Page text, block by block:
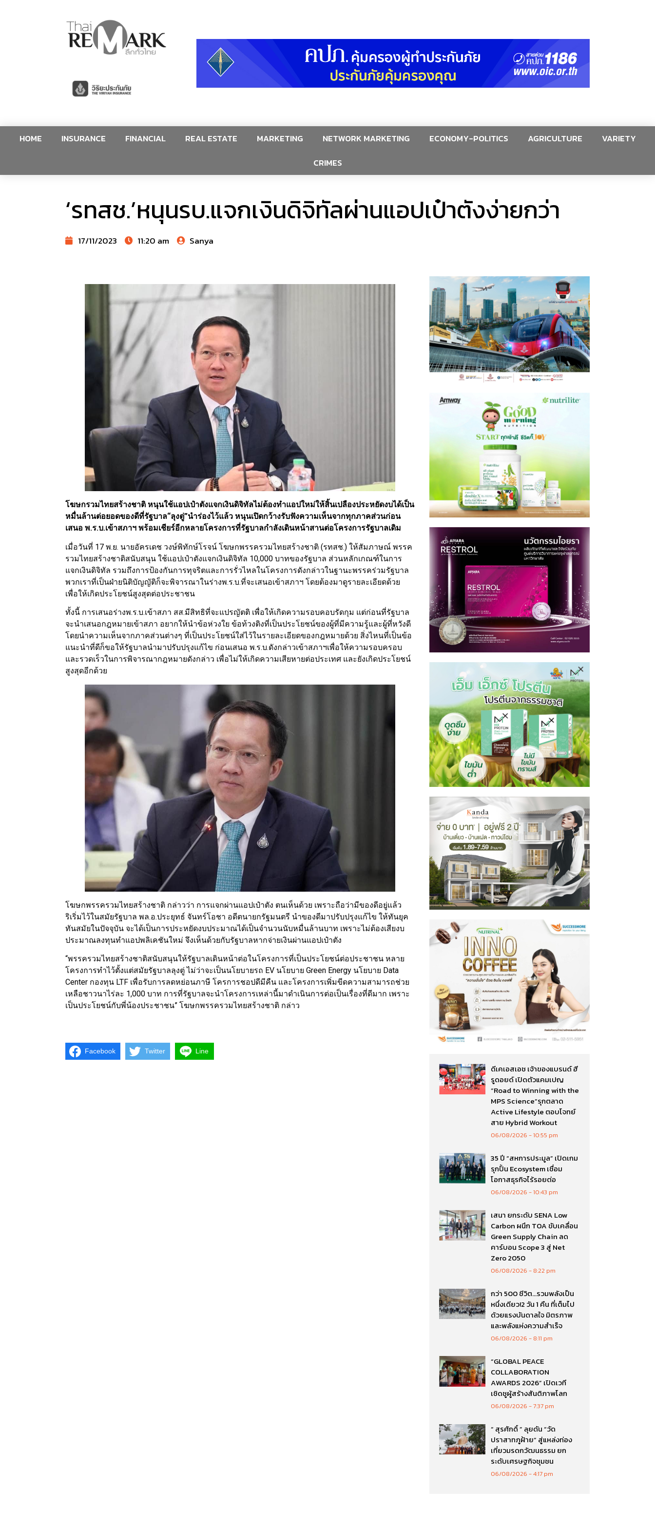
HOME INSURANCE FINANCIAL REAL ESTATE MARKETING NETWORK MARKETING ECONOMY-POLITICS AGRICULTURE
VARIETY
CRIMES
‘รทสช.’หนุนรบ.แจกเงินดิจิทัลผ่านแอปเป๋าตังง่ายกว่า
17/11/2023 11:20 am Sanya
โฆษกรวมไทยสร้างชาติ หนุนใช้แอปเป๋าตังแจกเงินดิจิทัลไม่ต้องทำแอปใหม่ให้สิ้นเปลืองประหยัดงบได้เป็น
หมื่นล้านต่อยอดของดีที่รัฐบาล“ลุงตู่”นำร่องไว้แล้ว หนุนเปิดกว้างรับฟังความเห็นจากทุกภาคส่วนก่อน
เสนอ พ.ร.บ.เข้าสภาฯ พร้อมเชียร์อีกหลายโครงการที่รัฐบาลกำลังเดินหน้าสานต่อโครงการรัฐบาลเดิม
เมื่อวันที่ 17 พ.ย. นายอัครเดช วงษ์พิทักษ์โรจน์ โฆษกพรรครวมไทยสร้างชาติ (รทสช.) ให้สัมภาษณ์ พรรค
รวมไทยสร้างชาติสนับสนุน ใช้แอปเป๋าตังแจกเงินดิจิทัล 10,000 บาทของรัฐบาล ส่วนหลักเกณฑ์ในการ
แจกเงินดิจิทัล รวมถึงการป้องกันการทุจริตและการรั่วไหลในโครงการดังกล่าวในฐานะพรรคร่วมรัฐบาล
พวกเราที่เป็นฝ่ายนิติบัญญัติก็จะพิจารณาในร่างพ.ร.บ.ที่จะเสนอเข้าสภาฯ โดยต้องมาดูรายละเอียดด้วย
เพื่อให้เกิดประโยชน์สูงสุดต่อประชาชน
ทั้งนี้ การเสนอร่างพ.ร.บ.เข้าสภา สส.มีสิทธิที่จะแปรญัตติ เพื่อให้เกิดความรอบคอบรัดกุม แต่ก่อนที่รัฐบาล
จะนำเสนอกฎหมายเข้าสภา อยากให้นำข้อห่วงใย ข้อท้วงติงที่เป็นประโยชน์ของผู้ที่มีความรู้และผู้ที่หวังดี
โดยนำความเห็นจากภาคส่วนต่างๆ ที่เป็นประโยชน์ใส่ไว้ในรายละเอียดของกฎหมายด้วย สิ่งไหนที่เป็นข้อ
แนะนำที่ดีก็ขอให้รัฐบาลนำมาปรับปรุงแก้ไข ก่อนเสนอ พ.ร.บ.ดังกล่าวเข้าสภาฯเพื่อให้ความรอบครอบ
และรวดเร็วในการพิจารณากฎหมายดังกล่าว เพื่อไม่ให้เกิดความเสียหายต่อประเทศ และยังเกิดประโยชน์
สูงสุดอีกด้วย
โฆษกพรรครวมไทยสร้างชาติ กล่าวว่า การแจกผ่านแอปเป๋าตัง ตนเห็นด้วย เพราะถือว่ามีของดีอยู่แล้ว
ริเริ่มไว้ในสมัยรัฐบาล พล.อ.ประยุทธ์ จันทร์โอชา อดีตนายกรัฐมนตรี นำของดีมาปรับปรุงแก้ไข ให้ทันยุค
ทันสมัยในปัจจุบัน จะได้เป็นการประหยัดงบประมาณได้เป็นจำนวนนับหมื่นล้านบาท เพราะไม่ต้องเสียงบ
ประมาณลงทุนทำแอปพลิเคชันใหม่ จึงเห็นด้วยกับรัฐบาลหากจ่ายเงินผ่านแอปเป๋าตัง
“พรรครวมไทยสร้างชาติสนับสนุนให้รัฐบาลเดินหน้าต่อในโครงการที่เป็นประโยชน์ต่อประชาชน หลาย
โครงการทำไว้ตั้งแต่สมัยรัฐบาลลุงตู่ ไม่ว่าจะเป็นนโยบายรถ EV นโยบาย Green Energy นโยบาย Data
Center กองทุน LTF เพื่อรับการลดหย่อนภาษี โครการชอปดีมีคืน และโครงการเพิ่มขีดความสามารถช่วย
เหลือชาวนาไร่ละ 1,000 บาท การที่รัฐบาลจะนำโครงการเหล่านี้มาดำเนินการต่อเป็นเรื่องที่ดีมาก เพราะ
เป็นประโยชน์กับพี่น้องประชาชน” โฆษกพรรครวมไทยสร้างชาติ กล่าว
Facebook Twitter Line
ดีเคเอสเอช เจ้าของแบรนด์ ฮี
รูดอยด์ เปิดตัวแคมเปญ
“Road to Winning with the
MPS Science”รุกตลาด
Active Lifestyle ตอบโจทย์
สาย Hybrid Workout
06/08/2026 10:55 pm
35 ปี “สหการประมูล” เปิดเกม
รุกปั้น Ecosystem เชื่อม
โอกาสธุรกิจไร้รอยต่อ
06/08/2026 10:43 pm
เสนา ยกระดับ SENA Low
Carbon ผนึก TOA ขับเคลื่อน
Green Supply Chain ลด
คาร์บอน Scope 3 สู่ Net
Zero 2050
06/08/2026 8:22 pm
กว่า 500 ชีวิต…รวมพลังเป็น
หนึ่งเดียว!2 วัน 1 คืน ที่เต็มไป
ด้วยแรงบันดาลใจ มิตรภาพ
และพลังแห่งความสำเร็จ
06/08/2026 8:11 pm
“GLOBAL PEACE
COLLABORATION
AWARDS 2026” เปิดเวที
เชิดชูผู้สร้างสันติภาพโลก
06/08/2026 7:37 pm
“ สุรศักดิ์ ” ลุยดัน “วัด
ปราสาทภูฝ้าย” สู่แหล่งท่อง
เที่ยวมรดกวัฒนธรรม ยก
ระดับเศรษฐกิจชุมชน
06/08/2026 4:17 pm